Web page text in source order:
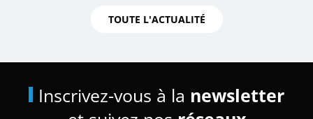
TOUTE L'ACTUALITÉ
Inscrivez-vous à la newsletter